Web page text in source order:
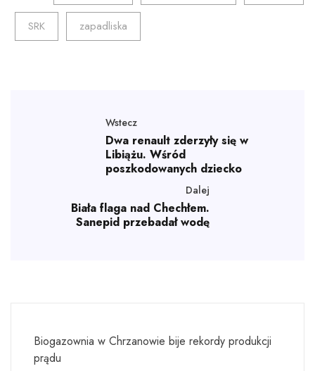
SRK zapadliska
Wstecz
Dwa renault zderzyły się w
Libiążu. Wśród
poszkodowanych dziecko
Dalej
Biała flaga nad Chechłem.
Sanepid przebadał wodę
Biogazownia w Chrzanowie bije rekordy produkcji
prądu